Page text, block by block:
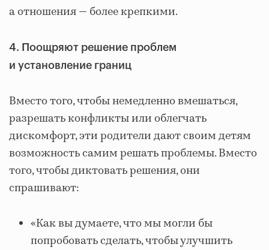
а отношения — более крепкими.
4. Поощряют решение проблем
и установление границ
Вместо того, чтобы немедленно вмешаться,
разрешать конфликты или облегчать
дискомфорт, эти родители дают своим детям
возможность самим решать проблемы. Вместо
того, чтобы диктовать решения, они
спрашивают:
«Как вы думаете, что мы могли бы
попробовать сделать, чтобы улучшить